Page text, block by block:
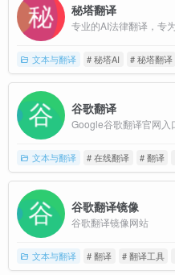
秘塔翻译
专业的AI法律翻译，专
文本与翻译 # 秘塔AI # 秘塔翻译
谷歌翻译
Google谷歌翻译官网入
文本与翻译 # 在线翻译 # 翻译
谷歌翻译镜像
谷歌翻译镜像网站
文本与翻译 # 翻译 # 翻译工具